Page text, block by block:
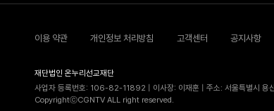
이용 약관 개인정보 처리방침 고객센터 공지사항
재단법인 온누리선교재단
사업자 등록번호: 106-82-11892 | 이사장: 이재훈 | 주소: 서울특별시
CopyrightⓒCGNTV ALL right reserved.